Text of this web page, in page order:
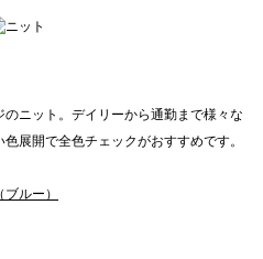
ニット。デイリーから通勤まで様々な
展開で全色チェックがおすすめです。
ルー）